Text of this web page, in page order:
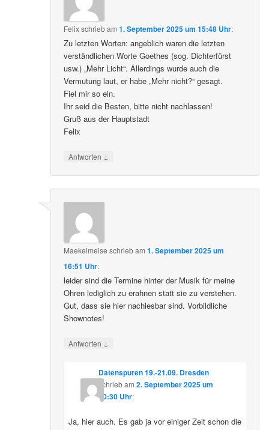
Felixschriebam1. September 2025 um 15:48 Uhr:
Zu letzten Worten: angeblich waren die letzten
verständlichen Worte Goethes (sog. Dichterfürst
usw.) „Mehr Licht“. Allerdings wurde auch die
Vermutung laut, er habe „Mehr nicht?“ gesagt.
Fiel mir so ein.
Ihr seid die Besten, bitte nicht nachlassen!
Gruß aus der Hauptstadt
Felix
Antworten ↓
Maekelmeise schriebam1. September 2025 um
16:51 Uhr:
leider sind die Termine hinter der Musik für meine
Ohren lediglich zu erahnen statt sie zu verstehen.
Gut, dass sie hier nachlesbar sind. Vorbildliche
Shownotes!
Antworten ↓
Datenspuren 19.-21.09. Dresden
schriebam 2. September 2025 um
10:30 Uhr:
Ja, hier auch. Es gab ja vor einiger Zeit schon die